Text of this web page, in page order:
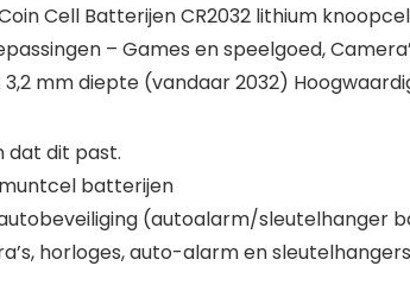
Coin Cell Batterijen CR2032 lithium
– Games en speelgoed,
mm diepte (vandaar 2032)
dat dit past.
muntcel batterijen
(autoalarm/sleutelhanger
horloges, auto-alarm en